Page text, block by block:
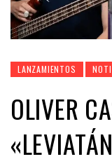
LANZAMIENTOS
OLIVER